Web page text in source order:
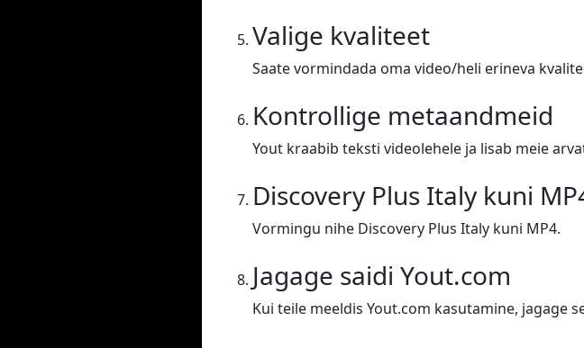
Valige kvaliteet
Saate vormindada oma video/heli erineva
Kontrollige metaandmeid
Yout kraabib teksti videolehele ja lisab meie
Discovery Plus Italy kuni
Vormingu nihe Discovery Plus Italy kuni MP4.
Jagage saidi Yout.com
Kui teile meeldis Yout.com kasutamine, jagage